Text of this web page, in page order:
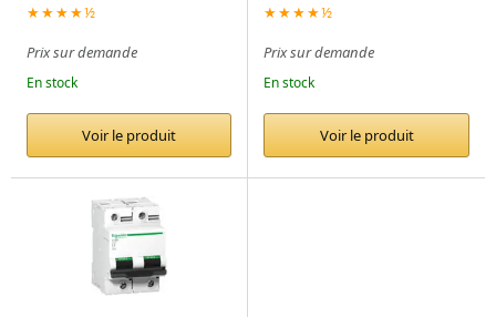
★★★★½
Prix sur demande
En stock
Voir le produit
★★★★½
Prix sur demande
En stock
Voir le produit